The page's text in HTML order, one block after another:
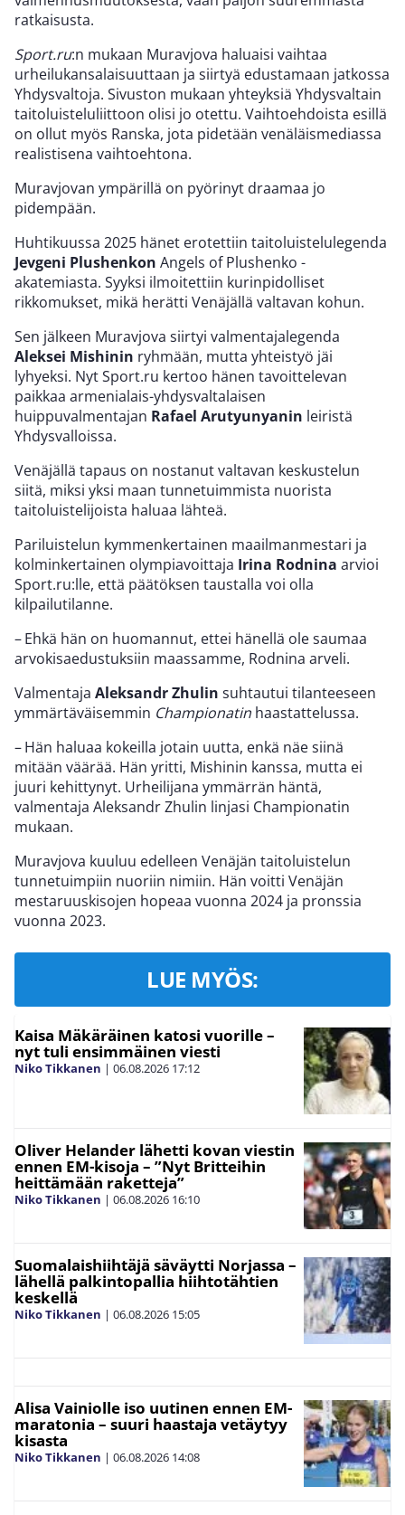
ratkaisusta.
Sport.ru:n mukaan Muravjova haluaisi vaihtaa
urheilukansalaisuuttaan ja siirtyä edustamaan jatkossa
Yhdysvaltoja. Sivuston mukaan yhteyksiä Yhdysvaltain
taitoluisteluliittoon olisi jo otettu. Vaihtoehdoista esillä
on ollut myös Ranska, jota pidetään venäläismediassa
realistisena vaihtoehtona.
Muravjovan ympärillä on pyörinyt draamaa jo
pidempään.
Huhtikuussa 2025 hänet erotettiin taitoluistelulegenda
Jevgeni Plushenkon Angels of Plushenko -
akatemiasta. Syyksi ilmoitettiin kurinpidolliset
rikkomukset, mikä herätti Venäjällä valtavan kohun.
Sen jälkeen Muravjova siirtyi valmentajalegenda
Aleksei Mishinin ryhmään, mutta yhteistyö jäi
lyhyeksi. Nyt Sport.ru kertoo hänen tavoittelevan
paikkaa armenialais-yhdysvaltalaisen
huippuvalmentajan Rafael Arutyunyanin leiristä
Yhdysvalloissa.
Venäjällä tapaus on nostanut valtavan keskustelun
siitä, miksi yksi maan tunnetuimmista nuorista
taitoluistelijoista haluaa lähteä.
Pariluistelun kymmenkertainen maailmanmestari ja
kolminkertainen olympiavoittaja Irina Rodnina arvioi
Sport.ru:lle, että päätöksen taustalla voi olla
kilpailutilanne.
– Ehkä hän on huomannut, ettei hänellä ole saumaa
arvokisaedustuksiin maassamme, Rodnina arveli.
Valmentaja Aleksandr Zhulin suhtautui tilanteeseen
ymmärtäväisemmin Championatin haastattelussa.
– Hän haluaa kokeilla jotain uutta, enkä näe siinä
mitään väärää. Hän yritti, Mishinin kanssa, mutta ei
juuri kehittynyt. Urheilijana ymmärrän häntä,
valmentaja Aleksandr Zhulin linjasi Championatin
mukaan.
Muravjova kuuluu edelleen Venäjän taitoluistelun
tunnetuimpiin nuoriin nimiin. Hän voitti Venäjän
mestaruuskisojen hopeaa vuonna 2024 ja pronssia
vuonna 2023.
LUE MYÖS:
Kaisa Mäkäräinen katosi vuorille –
nyt tuli ensimmäinen viesti
Niko Tikkanen | 06.08.2026 17:12
Oliver Helander lähetti kovan viestin
ennen EM-kisoja – ”Nyt Britteihin
heittämään raketteja”
Niko Tikkanen | 06.08.2026 16:10
Suomalaishiihtäjä säväytti Norjassa –
lähellä palkintopallia hiihtotähtien
keskellä
Niko Tikkanen | 06.08.2026 15:05
Alisa Vainiolle iso uutinen ennen EM-
maratonia – suuri haastaja vetäytyy
kisasta
Niko Tikkanen | 06.08.2026 14:08